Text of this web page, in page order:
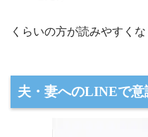
くらいの方が読みやすくな
夫・妻へのLINEで意